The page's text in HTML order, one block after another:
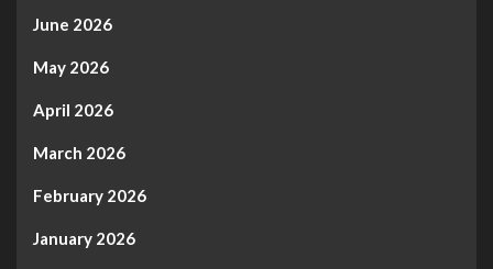
June 2026
May 2026
April 2026
March 2026
February 2026
January 2026